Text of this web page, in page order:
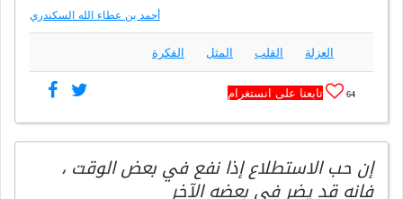
أحمد بن عطاء الله السكندري
العزلة القلب المثل الفكرة
64 تابعنا على انستغرام
إن حب الاستطلاع إذا نفع في بعض الوقت ،
فانه قد يضر في بعضه الآخر